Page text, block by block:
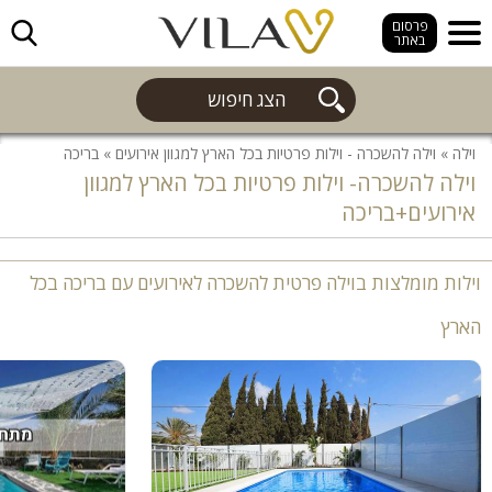
פרסום
באתר
הצג חיפוש
חפש
וילה » וילה להשכרה - וילות פרטיות בכל הארץ למגוון אירועים » בריכה
וילה להשכרה- וילות פרטיות בכל הארץ למגוון
אירועים+בריכה
וילות מומלצות בוילה פרטית להשכרה לאירועים עם בריכה בכל
הארץ